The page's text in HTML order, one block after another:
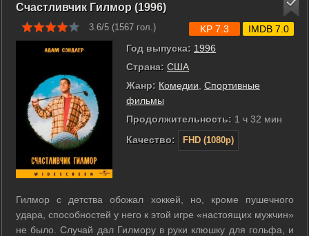
Счастливчик Гилмор (1996)
3.6/5 (1567 гол.)
Год выпуска: 1996
Страна: США
Жанр: Комедии Спортивные
фильмы
Продолжительность: 1 ч 32 мин
Качество:
FHD (1080p)
KP 7.3 IMDB 7.0
Гилмор с детства обожал хоккей, но, кроме пушечного
удара, способностей у него к этой игре «настоящих мужчин»
не было. Случай дал Гилмору в руки клюшку для гольфа, и